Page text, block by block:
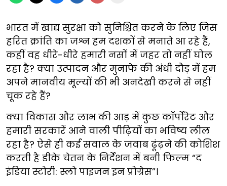
भारत में खाद्य सुरक्षा को सुनिश्चित करने के लिए जिस
हरित क्रांति का जश्न हम दशकों से मनाते आ रहे हैं,
कहीं वह धीरे-धीरे हमारी नसों में जहर तो नहीं घोल
रहा है? क्या उत्पादन और मुनाफे की अंधी दौड़ में हम
अपने मानवीय मूल्यों की भी अनदेखी करने से नहीं
चूक रहे हैं?
क्या विकास और लाभ की आड़ में कुछ कॉर्पोरेट और
हमारी सरकारें आने वाली पीढ़ियों का भविष्य लील
रहा है? ऐसे ही कई सवाल के जवाब ढूंढ़ने की कोशिश
करती है डीके चेतन के निर्देशन में बनी फिल्म “द
इंडिया स्टोरी: स्लो पाइजन इन प्रोग्रेस”।